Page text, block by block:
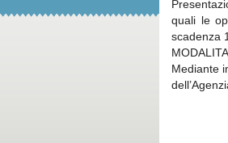
quali le
scadenza
Mediante